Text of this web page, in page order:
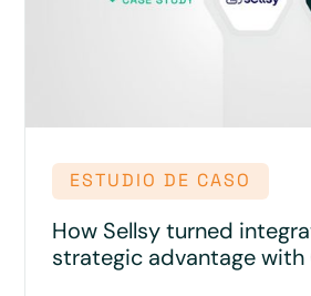
ESTUDIO DE CASO
How Sellsy turned
strategic advantage with